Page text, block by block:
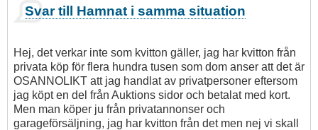
Som
svar
Jag
har
hamnat
i
samma
situation
Svar till Hamnat i samma situation
Hej, det verkar inte som kvitton gäller, jag har kvitton från
privata köp för flera hundra tusen som dom anser att det är
OSANNOLIKT att jag handlat av privatpersoner eftersom
jag köpt en del från Auktions sidor och betalat med kort.
Men man köper ju från privatannonser och
garageförsäljning, jag har kvitton från det men nej vi skall